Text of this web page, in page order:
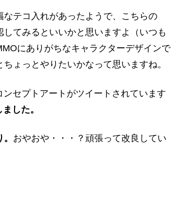
テコ入れがあったようで、こちらの
てみるといいかと思いますよ（いつも
にありがちなキャラクターデザインで
ょっとやりたいかなって思いますね。
セプトアートがツイートされています
した。
おやおや・・・？頑張って改良してい